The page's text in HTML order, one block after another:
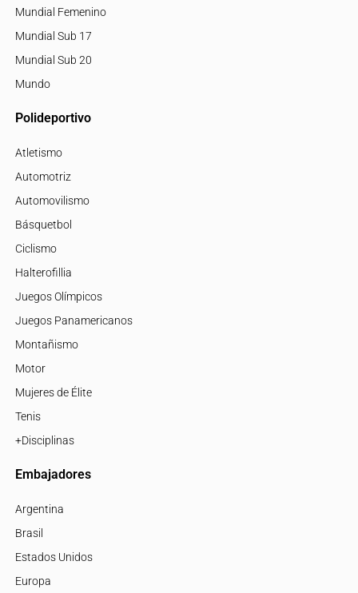
Mundial Femenino
Mundial Sub 17
Mundial Sub 20
Mundo
Polideportivo
Atletismo
Automotriz
Automovilismo
Básquetbol
Ciclismo
Halterofillia
Juegos Olímpicos
Juegos Panamericanos
Montañismo
Motor
Mujeres de Élite
Tenis
+Disciplinas
Embajadores
Argentina
Brasil
Estados Unidos
Europa